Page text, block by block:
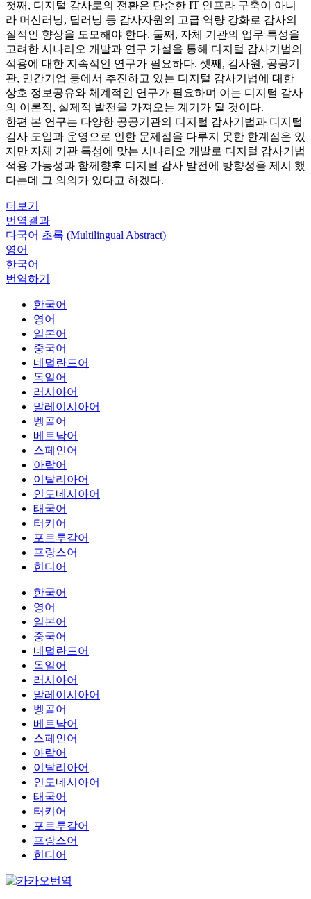
첫째, 디지털 감사로의 전환은 단순한 IT 인프라 구축이 아니
라 머신러닝, 딥러닝 등 감사자원의 고급 역량 강화로 감사의
질적인 향상을 도모해야 한다. 둘째, 자체 기관의 업무 특성을
고려한 시나리오 개발과 연구 가설을 통해 디지털 감사기법의
적용에 대한 지속적인 연구가 필요하다. 셋째, 감사원, 공공기
관, 민간기업 등에서 추진하고 있는 디지털 감사기법에 대한
상호 정보공유와 체계적인 연구가 필요하며 이는 디지털 감사
의 이론적, 실제적 발전을 가져오는 계기가 될 것이다.
한편 본 연구는 다양한 공공기관의 디지털 감사기법과 디지털
감사 도입과 운영으로 인한 문제점을 다루지 못한 한계점은 있
지만 자체 기관 특성에 맞는 시나리오 개발로 디지털 감사기법
적용 가능성과 함께향후 디지털 감사 발전에 방향성을 제시 했
다는데 그 의의가 있다고 하겠다.
더보기
번역결과
다국어 초록 (Multilingual Abstract)
영어
한국어
번역하기
한국어
영어
일본어
중국어
네덜란드어
독일어
러시아어
말레이시아어
벵골어
베트남어
스페인어
아랍어
이탈리아어
인도네시아어
태국어
터키어
포르투갈어
프랑스어
힌디어
한국어
영어
일본어
중국어
네덜란드어
독일어
러시아어
말레이시아어
벵골어
베트남어
스페인어
아랍어
이탈리아어
인도네시아어
태국어
터키어
포르투갈어
프랑스어
힌디어